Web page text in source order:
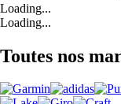
Loading...
Loading...
Toutes nos